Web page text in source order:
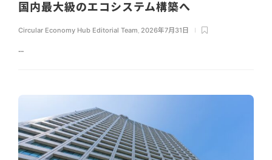
国内最大級のエコシステム構築へ
Circular Economy Hub Editorial Team, 2026年7月31日
...